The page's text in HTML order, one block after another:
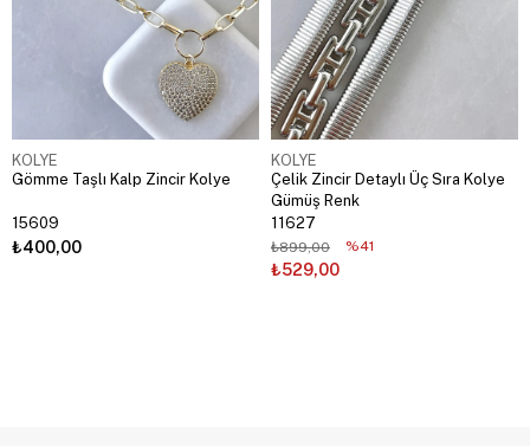
KOLYE
Gömme Taşlı Kalp Zincir Kolye
15609
₺400,00
KOLYE
Çelik Zincir Detaylı Üç Sıra Kolye
Gümüş Renk
11627
₺529,00
₺899,00 %41